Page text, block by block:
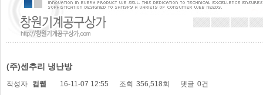
(주)센추리 냉난방
작성자 컴웹 16-11-07 12:55 조회 356,518회 댓글 0건